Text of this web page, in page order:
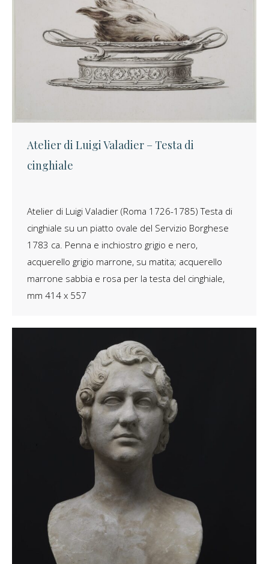
Atelier di Luigi Valadier – Testa di
cinghiale
Atelier di Luigi Valadier (Roma 1726-1785) Testa di
cinghiale su un piatto ovale del Servizio Borghese
1783 ca. Penna e inchiostro grigio e nero,
acquerello grigio marrone, su matita; acquerello
marrone sabbia e rosa per la testa del cinghiale,
mm 414 x 557